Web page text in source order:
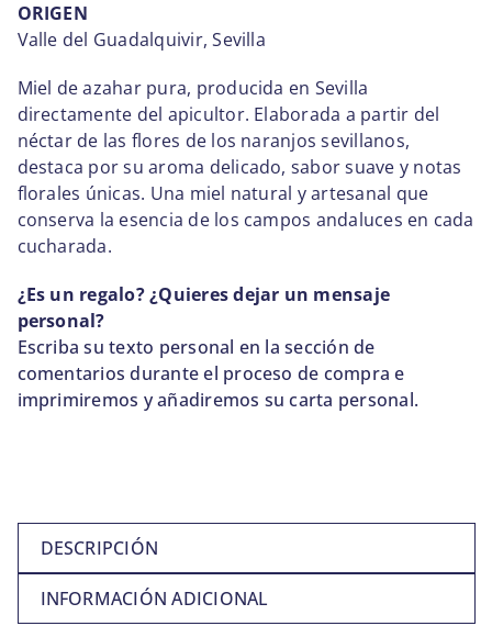
ORIGEN
Valle del Guadalquivir, Sevilla
Miel de azahar pura, producida en Sevilla
directamente del apicultor. Elaborada a partir del
néctar de las flores de los naranjos sevillanos,
destaca por su aroma delicado, sabor suave y notas
florales únicas. Una miel natural y artesanal que
conserva la esencia de los campos andaluces en cada
cucharada.
¿Es un regalo? ¿Quieres dejar un mensaje
personal?
Escriba su texto personal en la sección de
comentarios durante el proceso de compra e
imprimiremos y añadiremos su carta personal.
DESCRIPCIÓN
INFORMACIÓN ADICIONAL